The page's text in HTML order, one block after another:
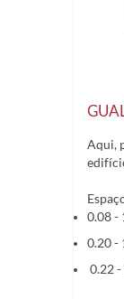
Aqui,
0.08 -
0.20 -
0.22